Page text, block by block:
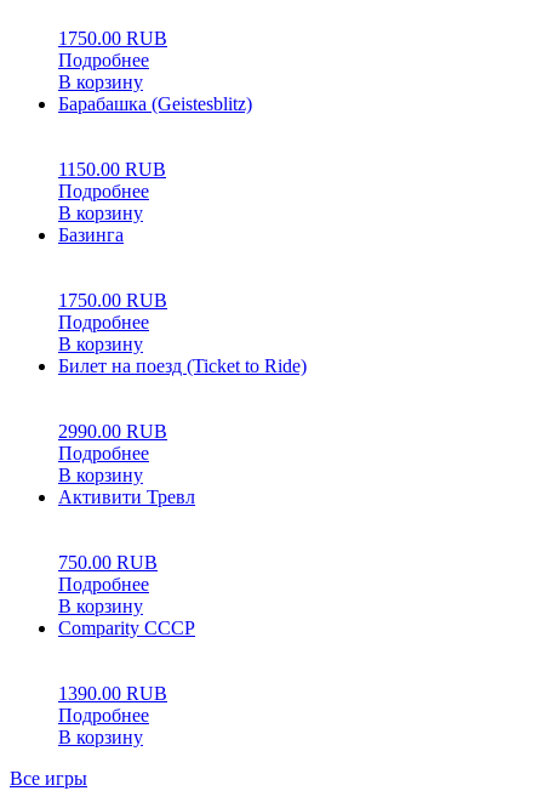
1750.00 RUB
Подробнее
В корзину
Барабашка (Geistesblitz)
1150.00 RUB
Подробнее
В корзину
Базинга
1750.00 RUB
Подробнее
В корзину
Билет на поезд (Ticket to Ride)
2990.00 RUB
Подробнее
В корзину
Активити Тревл
750.00 RUB
Подробнее
В корзину
Comparity СССР
1390.00 RUB
Подробнее
В корзину
Все игры